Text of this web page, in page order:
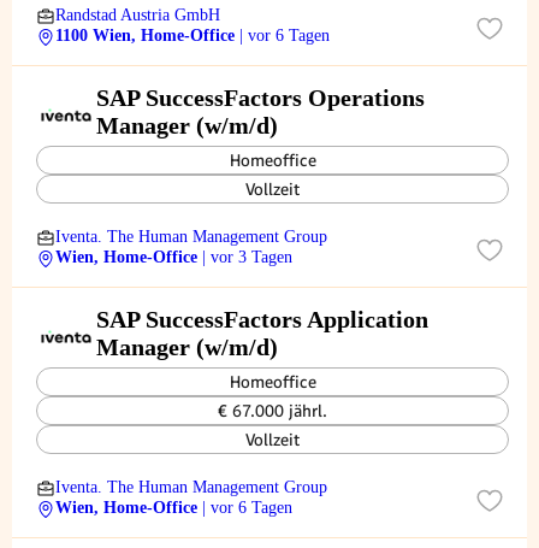
Randstad Austria GmbH
1100 Wien, Home-Office
| vor 6 Tagen
SAP SuccessFactors Operations
Manager (w/m/d)
Homeoffice
Vollzeit
Iventa. The Human Management Group
Wien, Home-Office
| vor 3 Tagen
SAP SuccessFactors Application
Manager (w/m/d)
Homeoffice
€ 67.000 jährl.
Vollzeit
Iventa. The Human Management Group
Wien, Home-Office
| vor 6 Tagen